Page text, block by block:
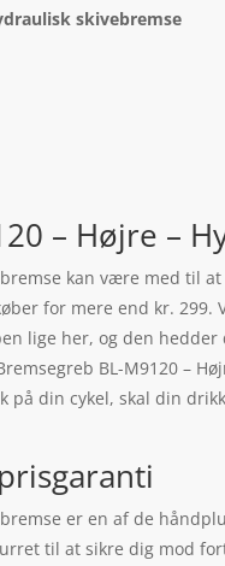
skivebremse
– Højre –
kan være med
for mere end kr.
lige her, og den
BL-M9120 –
din cykel, skal din
er en af de
til at sikre dig mod